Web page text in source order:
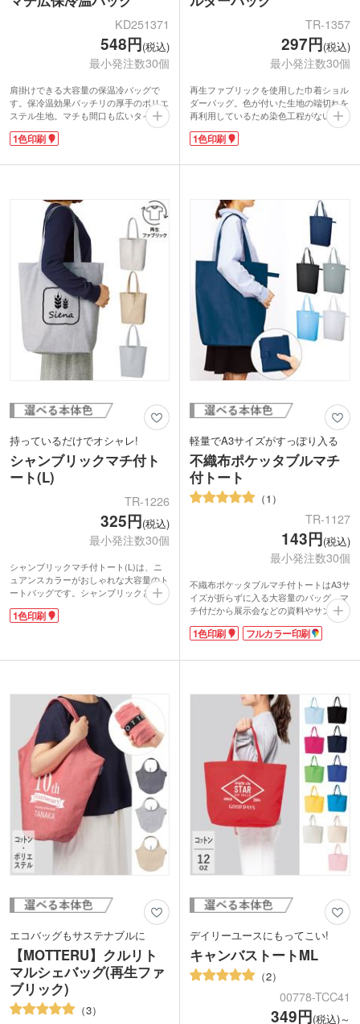
KD251371
548円(税込)
最小発注数30個
肩掛けできる大容量の保温冷バッグで
す。保冷温効果バッチリの厚手のポリエ
ステル生地。マチも間口も広いタイプ
で、出し入れしやすいのがポイントで
す。サイドのカラビナを留めると、ボッ
品の持ち運びにも安定感抜群です。
や、アウトドアイベントでのノベルティ
にいかがでしょうか。
1色印刷
TR-1357
297円(税込)
最小発注数30個
再生ファブリックを使用した巾着ショル
ダーバッグ。色が付いた生地の端切れを
再利用しているため染色工程がないエコ
商品です。B6ノートが入るくらいのサイ
ズで、スマホや財布など必要最低限の荷
みがあるものも入れやすい仕様です。シ
1色印刷
持っているだけでオシャレ!
シャンブリックマチ付ト
ート(L)
TR-1226
325円(税込)
最小発注数30個
シャンブリックマチ付トート(L)は、ニ
ュアンスカラーがおしゃれな大容量のト
ートバッグです。シャンブリックとは、
シャンブレーとファブリックを組み合わ
せた造語。布地を糸として再利用した再
も大きいので、お店のロゴなどばっちり
アピールできますね。おしゃれなシャン
ブリック生地で、他と差のつくオリジナ
ルバッグを作ってみませんか。
1色印刷
軽量でA3サイズがすっぽり入る
不織布ポケッタブルマチ
付トート
1
TR-1127
143円(税込)
最小発注数30個
不織布ポケッタブルマチ付トートはA3サ
イズが折らずに入る大容量のバッグ。マ
チ付だから展示会などの資料やサンプル
を配るのに最適です。折りたたみ方はシ
ンプルで、畳んだら面テープを留めるだ
くて丈夫な不織布素材なので、お買い物
ラー転写印刷が可能です。印刷範囲が広
くシンプルなデザインに名入れが映えま
す。アパレルのショップバッグやイベン
トのノベルティとしてご活用ください。
1色印刷 フルカラー印刷
エコバッグもサステナブルに
【MOTTERU】クルリト
マルシェバッグ(再生ファ
ブリック)
3
デイリーユースにもってこい!
キャンバストートML
2
00778-TCC41
349円(税込)～